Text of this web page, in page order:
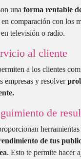
una forma rentable
en comparación con los
televisión o radio.
al cliente
a los clientes
empresas y resolver
de
de tus
. Esto te permite hacer